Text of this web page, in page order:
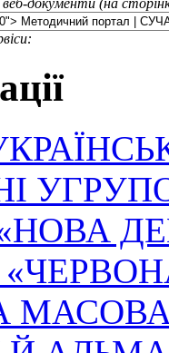
«НОВА